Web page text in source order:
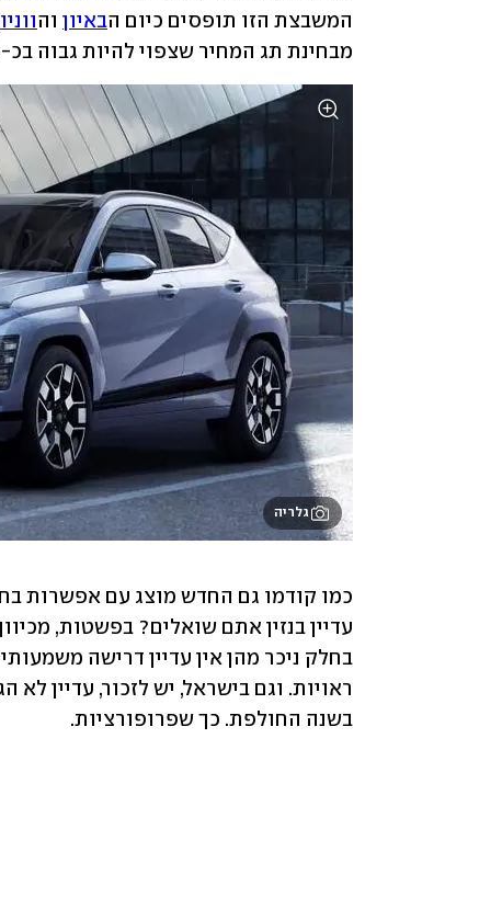
המשבצת הזו תופסים כיום הבאיון והווניו
מבחינת תג המחיר שצפוי להיות גבוה בכ-10-15%.
גלריה
בשנה החולפת. כך שפרופורציות.